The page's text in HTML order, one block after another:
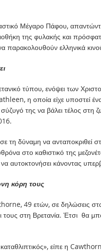
Μέγαρο Πάφου,
της φυλακής και
παρακολουθούν ελληνικά
τύπου, ενόψει των
η οποία είχε υποστεί
σύζυγό της να βάλει τέλος
τη δύναμη να ανταποκριθεί
στο καθιστικό της
να αυτοκτονήσει κάνοντας
κόρη τους
49 ετών, σε δηλώσεις
τους στη Βρετανία. Έτσι θα
είπε η